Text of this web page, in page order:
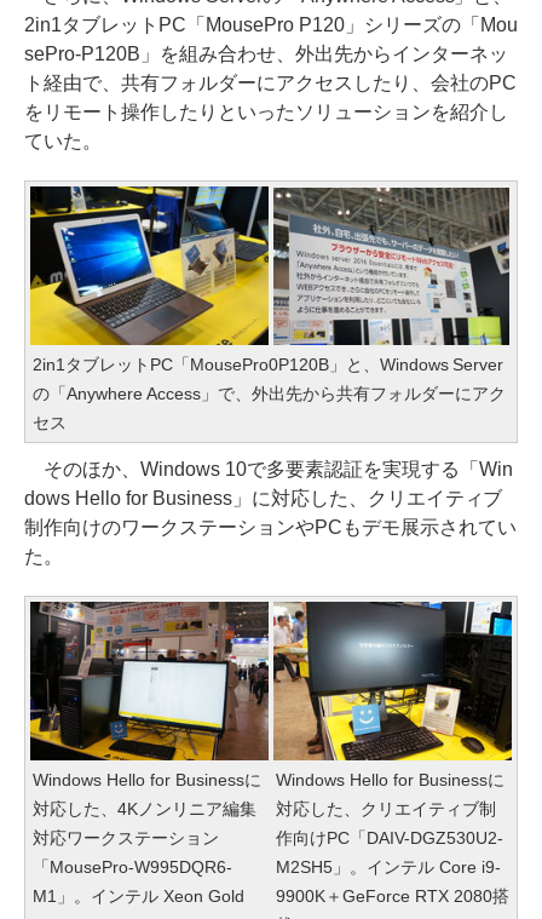
2in1タブレットPC「MousePro P120」シリーズの「Mou
sePro-P120B」を組み合わせ、外出先からインターネッ
ト経由で、共有フォルダーにアクセスしたり、会社のPC
をリモート操作したりといったソリューションを紹介し
ていた。
2in1タブレットPC「MousePro0P120B」と、Windows Server
の「Anywhere Access」で、外出先から共有フォルダーにアク
セス
そのほか、Windows 10で多要素認証を実現する「Win
dows Hello for Business」に対応した、クリエイティブ
制作向けのワークステーションやPCもデモ展示されてい
た。
Windows Hello for Businessに
対応した、4Kノンリニア編集
対応ワークステーション
「MousePro-W995DQR6-
M1」。インテル Xeon Gold
Windows Hello for Businessに
対応した、クリエイティブ制
作向けPC「DAIV-DGZ530U2-
M2SH5」。インテル Core i9-
9900K＋GeForce RTX 2080搭